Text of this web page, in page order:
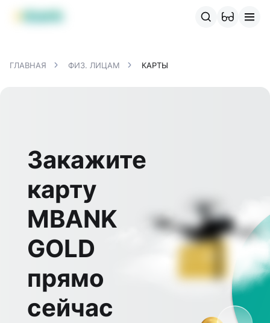
Продукты MBANK
ГЛАВНАЯ ФИЗ. ЛИЦАМ КАРТЫ
Закажите
карту
MBANK
GOLD
прямо
сейчас